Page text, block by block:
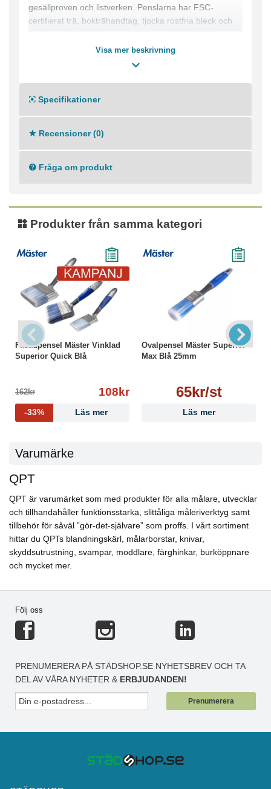
gesällproven och listverken. Penslarna har FSC-
certifierat trä, bokträhandtag, tjocka rostfria bleck och
med mycket mjuka toppar. Penslarna ger en oerhört fin
yta, lätta att rengöra och har en mycket hög
Penslar för både proffsen och DIY som vill ha ett perfekt
Visa mer beskrivning
Specifikationer
Recensioner (0)
Fråga om produkt
Produkter från samma kategori
Fasadpensel Mäster Vinklad
Superior Quick Blå
162kr 108kr
-33% Läs mer
Ovalpensel Mäster Superior
Max Blå 25mm
65kr/st
Läs mer
Varumärke
QPT
QPT är varumärket som med produkter för alla målare, utvecklar
och tillhandahåller funktionsstarka, slittåliga måleriverktyg samt
tillbehör för såväl ”gör-det-självare” som proffs. I vårt sortiment
hittar du QPTs blandningskärl, målarborstar, knivar,
skyddsutrustning, svampar, moddlare, färghinkar, burköppnare
och mycket mer.
Följ oss
PRENUMERERA PÅ STÄDSHOP.SE NYHETSBREV OCH TA
DEL AV VÅRA NYHETER & ERBJUDANDEN!
Prenumerera